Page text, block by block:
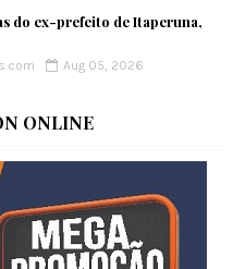
do ex-prefeito de Itaperuna,
Aug 05, 2026
ONLINE